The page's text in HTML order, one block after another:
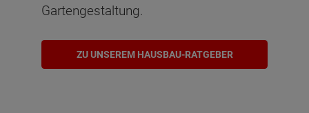
Gartengestaltung.
ZU UNSEREM HAUSBAU-RATGEBER